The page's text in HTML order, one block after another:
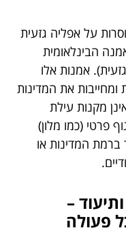
על אפליה גזעית
הבינלאומית
אמנות אלו
ומחייבות את המדינות
מקנות עילת
פרטי (כמו מלון)
המדינות או
ותיעוד –
פעולה